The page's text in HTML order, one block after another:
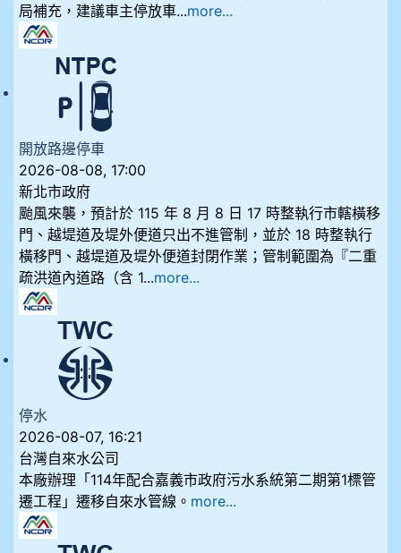
局補充，建議車主停放車...more...
開放路邊停車
2026-08-08, 17:00
新北市政府
颱風來襲，預計於 115 年 8 月 8 日 17 時整執行市轄橫移
門、越堤道及堤外便道只出不進管制，並於 18 時整執行
橫移門、越堤道及堤外便道封閉作業；管制範圍為『二重
疏洪道內道路（含 1...more...
停水
2026-08-07, 16:21
台灣自來水公司
本廠辦理「114年配合嘉義市政府污水系統第二期第1標管
遷工程」遷移自來水管線。 more...